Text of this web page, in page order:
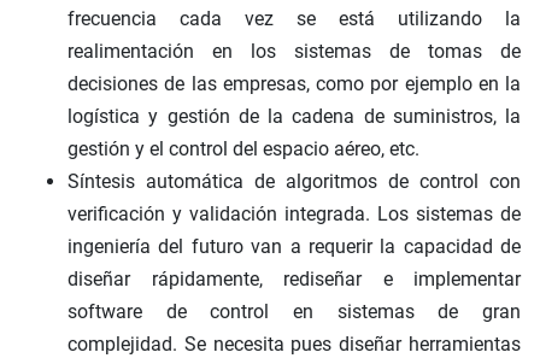
frecuencia cada vez se está utilizando la
realimentación en los sistemas de tomas de
decisiones de las empresas, como por ejemplo en la
logística y gestión de la cadena de suministros, la
gestión y el control del espacio aéreo, etc.
Síntesis automática de algoritmos de control con
verificación y validación integrada. Los sistemas de
ingeniería del futuro van a requerir la capacidad de
diseñar rápidamente, rediseñar e implementar
software de control en sistemas de gran
complejidad. Se necesita pues diseñar herramientas